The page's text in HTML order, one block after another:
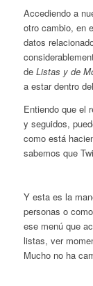
Accediendo a
otro cambio, en
datos
deListas y de
a estar dentro
Entiendo que el
y seguidos,
como está
sabemos que
Y esta es la
personas o
ese menú que
listas, ver
Mucho no ha